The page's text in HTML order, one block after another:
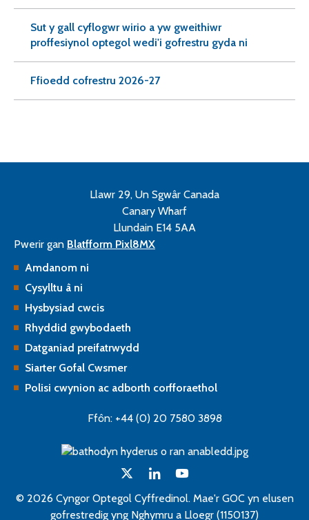
Sut y gall cyflogwr wirio a yw gweithiwr
proffesiynol optegol wedi'i gofrestru gyda ni
Ffioedd cofrestru 2026-27
Llawr 29, Un Sgwâr Canada
Canary Wharf
Llundain E14 5AA
Pwerir gan Blatfform Pixl8MX
Amdanom ni
Cysylltu â ni
Hysbysiad cwcis
Rhyddid gwybodaeth
Datganiad preifatrwydd
Siarter Gofal Cwsmer
Polisi cwynion ac adborth corfforaethol
Ffôn: +44 (0) 20 7580 3898
© 2026 Cyngor Optegol Cyffredinol. Mae'r GOC yn elusen
gofrestredig yng Nghymru a Lloegr (1150137)